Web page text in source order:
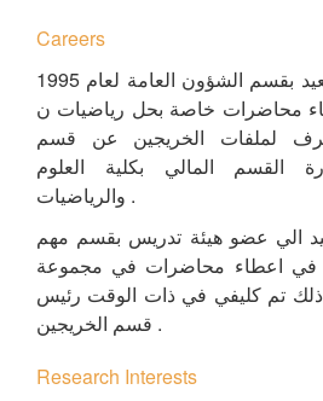
Careers
تم إنجازه في وظيفة معيد بقسم الشؤون العامة لعام 1995
محاضرات خاصة بحل رياضيات ن
لملفات الخريجين عن قسم
القسم المالي بكلية العلوم
والرياضيات .
الي عضو هيئة تدريس بقسم مهم
2000 ثم بدأ في اعطاء محاضرات في مجموعة
ذلك تم كليفي في ذات الوقت رئيس
قسم الخريجين .
Research Interests